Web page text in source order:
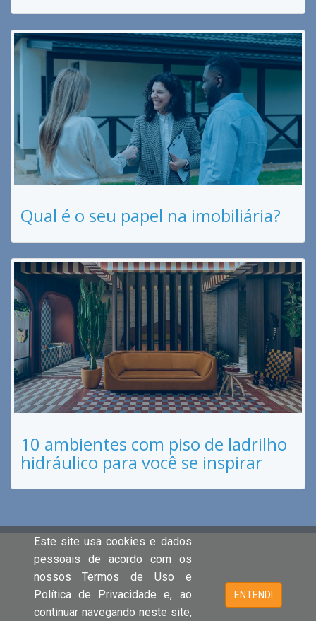
Qual é o seu papel na imobiliária?
10 ambientes com piso de ladrilho
hidráulico para você se inspirar
Este site usa cookies e dados
pessoais de acordo com os
nossos Termos de Uso e
Política de Privacidade e, ao
continuar navegando neste site,
ENTENDI